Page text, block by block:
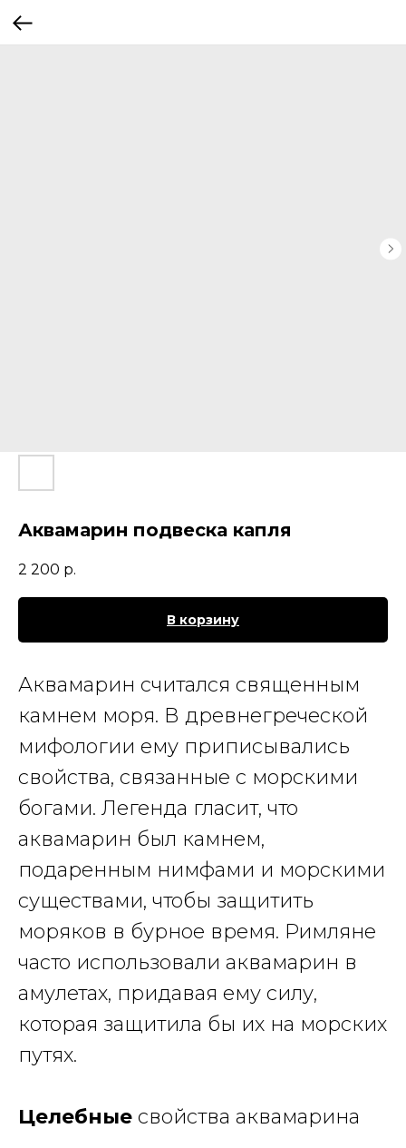
Аквамарин подвеска капля
2 200 р.
В корзину
Аквамарин считался священным
камнем моря. В древнегреческой
мифологии ему приписывались
свойства, связанные с морскими
богами. Легенда гласит, что
аквамарин был камнем,
подаренным нимфами и морскими
существами, чтобы защитить
моряков в бурное время. Римляне
часто использовали аквамарин в
амулетах, придавая ему силу,
которая защитила бы их на морских
путях.
Целебные свойства аквамарина